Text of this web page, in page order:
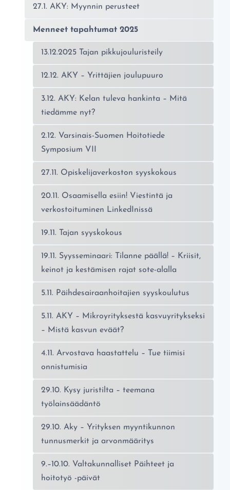
27.1. AKY: Myynnin perusteet
Menneet tapahtumat 2025
13.12.2025 Tajan pikkujouluristeily
12.12. AKY – Yrittäjien joulupuuro
3.12. AKY: Kelan tuleva hankinta – Mitä
tiedämme nyt?
2.12. Varsinais-Suomen Hoitotiede
Symposium VII
27.11. Opiskelijaverkoston syyskokous
20.11. Osaamisella esiin! Viestintä ja
verkostoituminen LinkedInissä
19.11. Tajan syyskokous
19.11. Syysseminaari: Tilanne päällä! – Kriisit,
keinot ja kestämisen rajat sote-alalla
5.11. Päihdesairaanhoitajien syyskoulutus
5.11. AKY – Mikroyrityksestä kasvuyritykseksi
– Mistä kasvun eväät?
4.11. Arvostava haastattelu – Tue tiimisi
onnistumisia
29.10. Kysy juristilta – teemana
työlainsäädäntö
29.10. Aky – Yrityksen myyntikunnon
tunnusmerkit ja arvonmääritys
9.–10.10. Valtakunnalliset Päihteet ja
hoitotyö -päivät